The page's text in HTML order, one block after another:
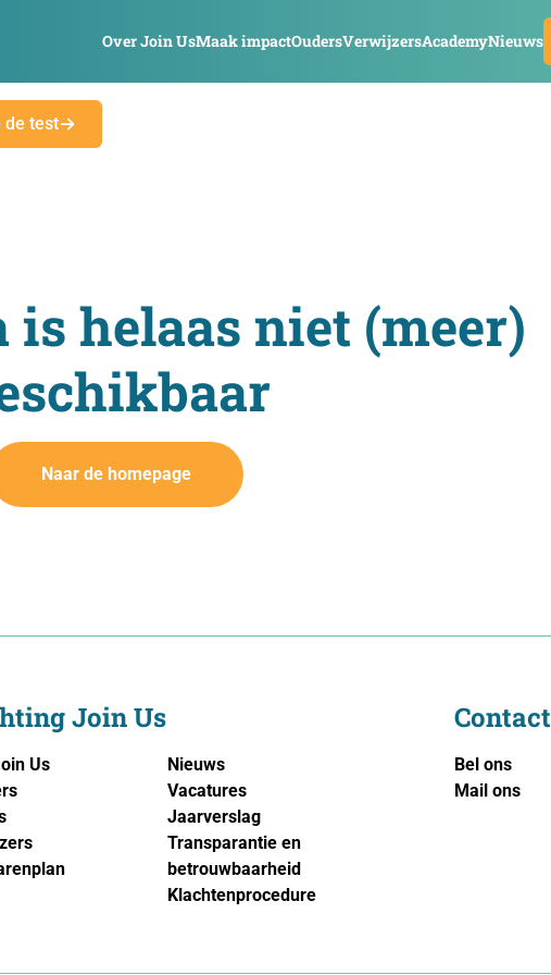
Over Join UsMaak impactOudersVerwijzersAcademyNieuws
de test
is helaas niet (meer)
Naar de homepage
Join Us
Us
Nieuws
Vacatures
Jaarverslag
Transparantie en
betrouwbaarheid
Klachtenprocedure
Contact
Bel ons
Mail ons